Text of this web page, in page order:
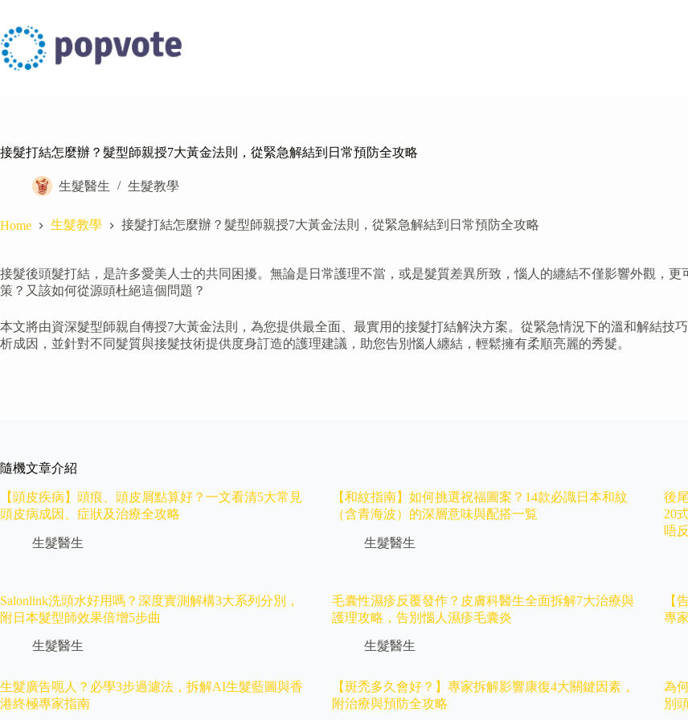
content
接髮打結怎麼辦？髮型師親授7大黃金法則，從緊急解結到日常預防全攻略
生髮醫生 生髮教學
Home 生髮教學 接髮打結怎麼辦？髮型師親授7大黃金法則，從緊急解結到日常預防全攻略
接髮後頭髮打結，是許多愛美人士的共同困擾。無論是日常護理不當，或是髮質差異所致，惱人的纏結不僅影響外觀，
策？又該如何從源頭杜絕這個問題？
本文將由資深髮型師親自傳授7大黃金法則，為您提供最全面、最實用的接髮打結解決方案。從緊急情況下的溫和解結技
析成因，並針對不同髮質與接髮技術提供度身訂造的護理建議，助您告別惱人纏結，輕鬆擁有柔順亮麗的秀髮。
隨機文章介紹
【頭皮疾病】頭痕、頭皮屑點算好？一文看清5大常見
頭皮病成因、症狀及治療全攻略
生髮醫生
【和紋指南】如何挑選祝福圖案？14款必識日本和紋
（含青海波）的深層意味與配搭一覧
生髮醫生
後
20
唔
Salonlink洗頭水好用嗎？深度實測解構3大系列分別，
附日本髮型師效果倍增5步曲
生髮醫生
毛囊性濕疹反覆發作？皮膚科醫生全面拆解7大治療與
護理攻略，告別惱人濕疹毛囊炎
生髮醫生
【
專
生髮廣告呃人？必學3步過濾法，拆解AI生髮藍圖與香
港終極專家指南
【斑禿多久會好？】專家拆解影響康復4大關鍵因素，
附治療與預防全攻略
為
別